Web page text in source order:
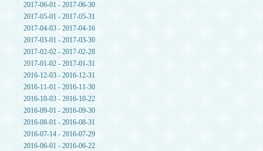
2017-06-01 - 2017-06-30
2017-05-01 - 2017-05-31
2017-04-03 - 2017-04-16
2017-03-01 - 2017-03-30
2017-02-02 - 2017-02-28
2017-01-02 - 2017-01-31
2016-12-03 - 2016-12-31
2016-11-01 - 2016-11-30
2016-10-03 - 2016-10-22
2016-09-01 - 2016-09-30
2016-08-01 - 2016-08-31
2016-07-14 - 2016-07-29
2016-06-01 - 2016-06-22